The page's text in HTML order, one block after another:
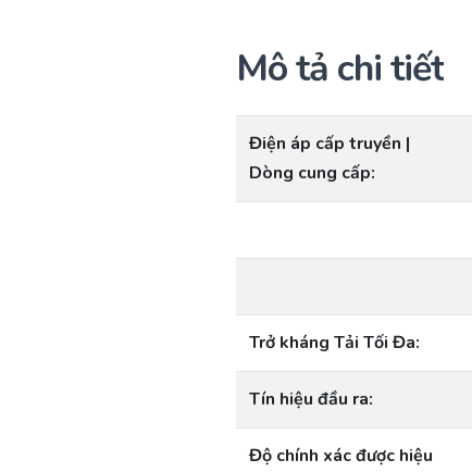
Mô tả chi tiết
Điện áp cấp truyền |
Dòng cung cấp:
Trở kháng Tải Tối Đa:
Tín hiệu đầu ra:
Độ chính xác được hiệu